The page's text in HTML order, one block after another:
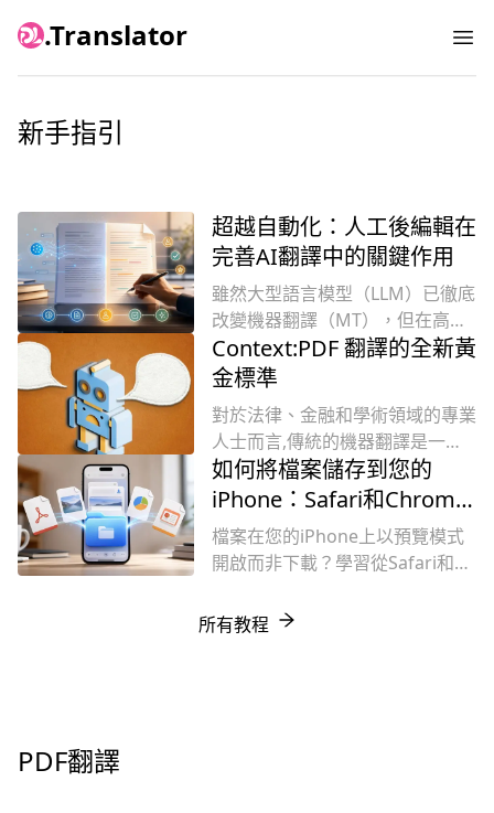
.Translator
新手指引
你應該使用像 Codex 這類的 AI
Agent 來翻譯 PDF 嗎？
超越自動化：人工後編輯在
完善AI翻譯中的關鍵作用
雖然大型語言模型（LLM）已徹底
改變機器翻譯（MT），但在高風
險專業領域、細緻品牌語調傳達和
複雜文化語境方面仍持續表現不
AI缺乏人類經驗和深度情境判斷能
力，需要專業人員介入才能達到完
美交付。
Context:PDF 翻譯的全新黃
金標準
對於法律、金融和學術領域的專業
人士而言,傳統的機器翻譯是一個
破滅的承諾。它不是犧牲速度以換
取人工準確性,就是在數秒內破壞
如何將檔案儲存到您的
iPhone：Safari和Chrome
指南
檔案在您的iPhone上以預覽模式
開啟而非下載？學習從Safari和
PPTX）的方法，使用「分享」
所有教程
PDF翻譯